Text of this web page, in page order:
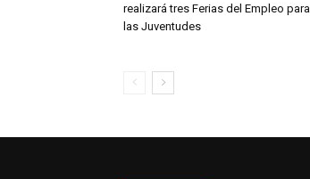
realizará tres Ferias del Empleo para
las Juventudes